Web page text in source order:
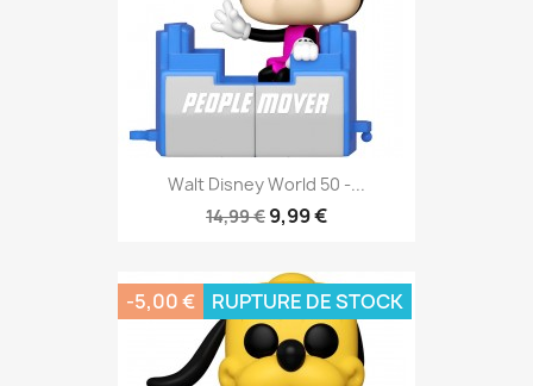
Walt Disney World 50 -...
14,99 € 9,99 €
-5,00 € RUPTURE DE STOCK